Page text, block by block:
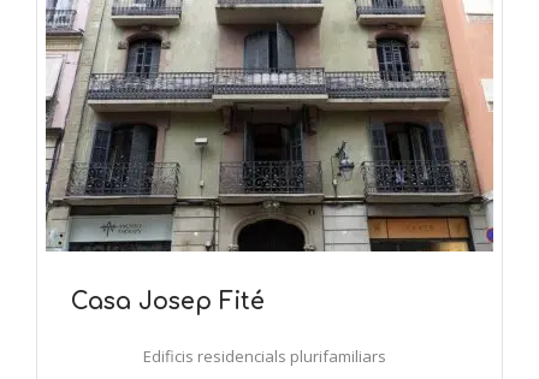
Casa Josep Fité
Edificis residencials plurifamiliars